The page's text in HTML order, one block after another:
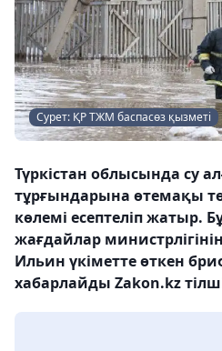
Сурет: ҚР ТЖМ баспасөз қызметі
Түркістан облысында су
тұрғындарына өтемақы
көлемі есептеліп жатыр.
жағдайлар
Ильин үкіметте өткен
хабарлайды Zakon.kz